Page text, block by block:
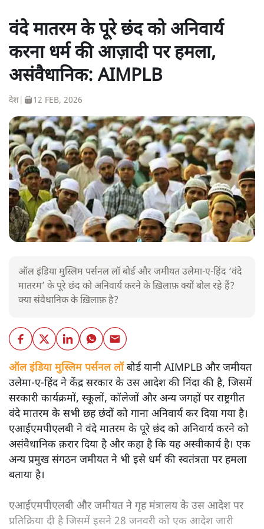
वंदे मातरम के पूरे छंद को अनिवार्य
करना धर्म की आज़ादी पर हमला,
असंवैधानिक: AIMPLB
देश 12 FEB, 2026
ऑल इंडिया मुस्लिम पर्सनल लॉ बोर्ड और जमीयत उलेमा-ए-हिंद ‘वंदे
मातरम’ के पूरे छंद को अनिवार्य करने के ख़िलाफ़ क्यों बोल रहे हैं?
क्या संवैधानिक के ख़िलाफ़ है?
ऑल इंडिया मुस्लिम पर्सनल लॉबोर्ड यानी AIMPLB और जमीयत
उलेमा-ए-हिंद ने केंद्र सरकार के उस आदेश की निंदा की है, जिसमें
सरकारी कार्यक्रमों, स्कूलों, कॉलेजों और अन्य जगहों पर राष्ट्रगीत
वंदे मातरम के सभी छह छंदों को गाना अनिवार्य कर दिया गया है।
एआईएमपीएलबी ने वंदे मातरम के पूरे छंद को अनिवार्य करने को
असंवैधानिक क़रार दिया है और कहा है कि यह अस्वीकार्य है। एक
अन्य प्रमुख संगठन जमीयत ने भी इसे धर्म की स्वतंत्रता पर हमला
बताया है।
एआईएमपीएलबी और जमीयत ने गृह मंत्रालय के उस आदेश पर
प्रतिक्रिया दी है जिसमें इसने 28 जनवरी को एक आदेश जारी